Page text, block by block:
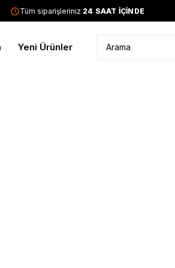
Tüm siparişleriniz24 SAAT İÇİNDE KARGODA
Yeni Ürünler